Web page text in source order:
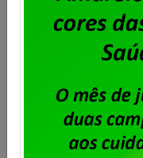
Conclusão quanto
Identificação do
responsável pelo
“A validade do
normalmente, varia